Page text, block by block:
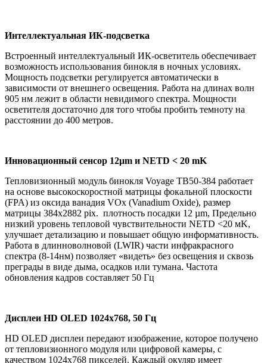
Интеллектуальная ИК-подсветка
Встроенный интеллектуальный ИК-осветитель обеспечивает
возможность использования бинокля в ночных условиях.
Мощность подсветки регулируется автоматически в
зависимости от внешнего освещения. Работа на длинах волн
905 нм лежит в области невидимого спектра. Мощности
осветителя достаточно для того чтобы пробить темноту на
расстоянии до 400 метров.
Инновационный сенсор 12μm и NETD < 20 mK
Тепловизионный модуль бинокля Voyage TB50-384 работает
на основе высокоскоростной матрицы фокальной плоскости
(FPA) из оксида ванадия VOx (Vanadium Oxide), размер
матрицы 384х2882 pix. плотность посадки 12 µm, Предельно
низкий уровень тепловой чувствительности NETD <20 мK,
улучшает детализацию и повышает общую информативность.
Работа в длинноволновой (LWIR) части инфракрасного
спектра (8-14нм) позволяет «видеть» без освещения и сквозь
преграды в виде дыма, осадков или тумана. Частота
обновления кадров составляет 50 Гц
Дисплеи HD OLED 1024х768, 50 Гц
HD OLED дисплеи передают изображение, которое получено
от тепловизионного модуля или цифровой камеры, с
качеством 1024х768 пикселей. Каждый окуляр имеет